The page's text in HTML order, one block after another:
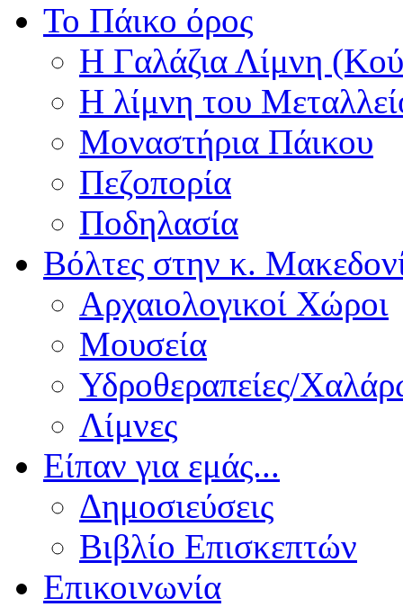
Το Πάικο όρος
Η Γαλάζια Λίμνη
Η λίμνη του
Μοναστήρια Πάικου
Πεζοπορία
Ποδηλασία
Βόλτες στην κ.
Αρχαιολογικοί Χώροι
Μουσεία
Υδροθεραπείες/
Λίμνες
Είπαν για εμάς...
Δημοσιεύσεις
Βιβλίο Επισκεπτών
Επικοινωνία